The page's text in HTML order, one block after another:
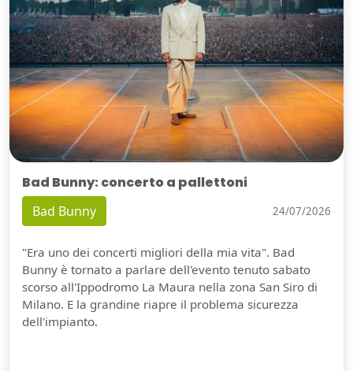
Bad Bunny: concerto a pallettoni
Bad Bunny 24/07/2026
"Era uno dei concerti migliori della mia vita". Bad
Bunny è tornato a parlare dell'evento tenuto sabato
scorso all'Ippodromo La Maura nella zona San Siro di
Milano. E la grandine riapre il problema sicurezza
dell'impianto.